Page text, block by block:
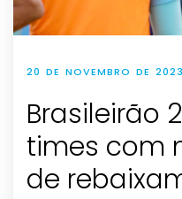
20 DE NOVEMBRO DE 2023
Brasileirão
times com
de